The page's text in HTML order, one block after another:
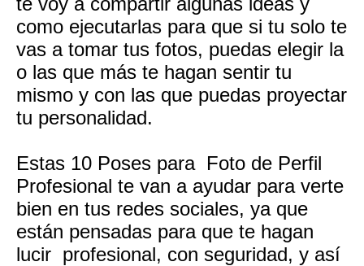
como ejecutarlas para que si tu solo te
vas a tomar tus fotos, puedas elegir la
o las que más te hagan sentir tu
mismo y con las que puedas proyectar
tu personalidad.
Estas 10 Poses para Foto de Perfil
Profesional te van a ayudar para verte
bien en tus redes sociales, ya que
están pensadas para que te hagan
lucir profesional, con seguridad, y así